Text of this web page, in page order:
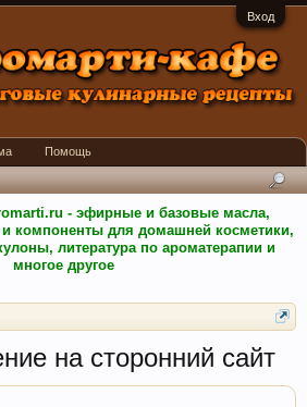
Вход
- эфирные и базовые масла,
и компоненты для домашней косметики,
литература по ароматерапии и
многое другое
на сторонний сайт
Помощь